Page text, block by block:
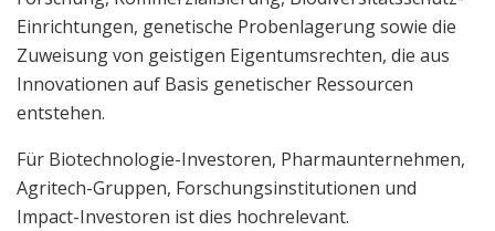
Einrichtungen, genetische Probenlagerung sowie die
Zuweisung von geistigen Eigentumsrechten, die aus
Innovationen auf Basis genetischer Ressourcen
entstehen.
Für Biotechnologie-Investoren, Pharmaunternehmen,
Agritech-Gruppen, Forschungsinstitutionen und
Impact-Investoren ist dies hochrelevant.